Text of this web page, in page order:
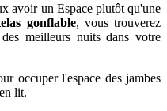
avoir un Espace plutôt qu'une
gonflable, vous trouverez
meilleurs nuits dans votre
occuper l'espace des jambes
lit.